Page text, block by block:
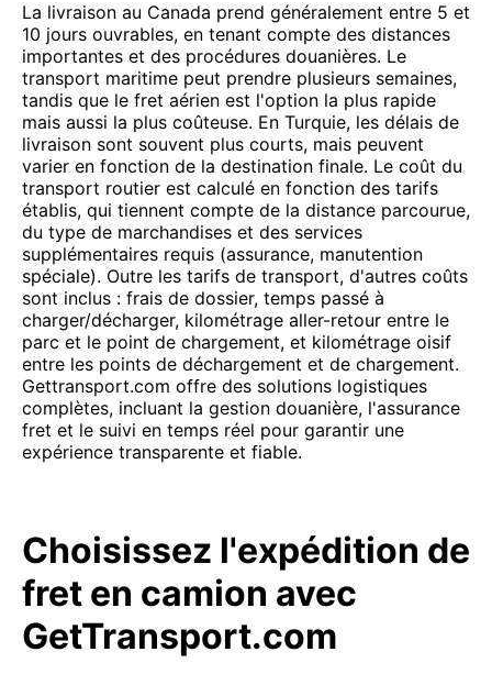
La livraison au Canada prend généralement entre 5 et
10 jours ouvrables, en tenant compte des distances
importantes et des procédures douanières. Le
transport maritime peut prendre plusieurs semaines,
tandis que le fret aérien est l'option la plus rapide
mais aussi la plus coûteuse. En Turquie, les délais de
livraison sont souvent plus courts, mais peuvent
varier en fonction de la destination finale. Le coût du
transport routier est calculé en fonction des tarifs
établis, qui tiennent compte de la distance parcourue,
du type de marchandises et des services
supplémentaires requis (assurance, manutention
spéciale). Outre les tarifs de transport, d'autres coûts
sont inclus : frais de dossier, temps passé à
charger/décharger, kilométrage aller-retour entre le
parc et le point de chargement, et kilométrage oisif
entre les points de déchargement et de chargement.
Gettransport.com offre des solutions logistiques
complètes, incluant la gestion douanière, l'assurance
fret et le suivi en temps réel pour garantir une
expérience transparente et fiable.
Choisissez l'expédition de
fret en camion avec
GetTransport.com